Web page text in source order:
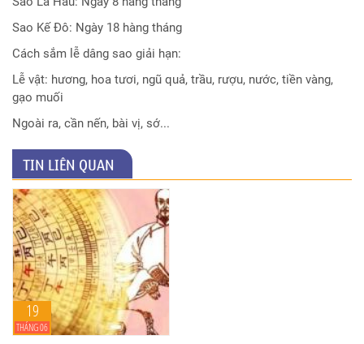
Sao Kế Đô: Ngày 18 hàng tháng
Cách sắm lễ dâng sao giải hạn:
Lễ vật: hương, hoa tươi, ngũ quả, trầu, rượu, nước, tiền vàng,
gạo muối
Ngoài ra, cần nến, bài vị, sớ...
TIN LIÊN QUAN
19
THÁNG 06